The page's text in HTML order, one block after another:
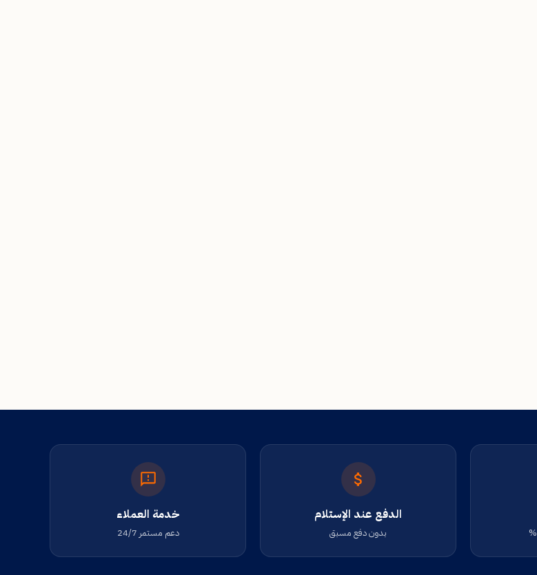
الدفع عند الإستلام
بدون دفع مسبق
خدمة العملاء
دعم مستمر 24/7